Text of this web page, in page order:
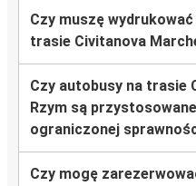
Czy muszę
trasie Civitanova
Czy autobusy na trasie
Rzym są
ograniczonej
Czy mogę